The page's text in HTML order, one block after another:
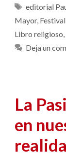
Etiquetas
editorial
Mayor,
Libro religioso,
Deja un
La
en